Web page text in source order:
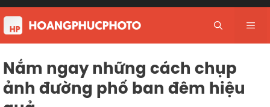
Skip
to
content
Nắm ngay những cách chụp
ảnh đường phố ban đêm hiệu